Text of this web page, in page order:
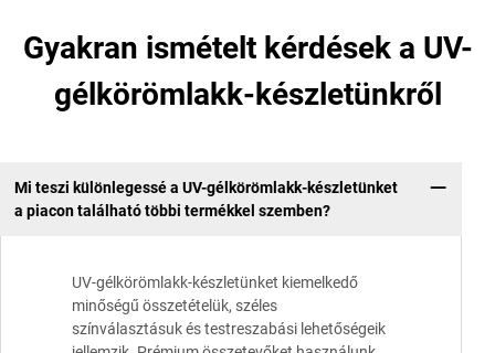
Gyakran ismételt kérdések a UV-
gélkörömlakk-készletünkről
Mi teszi különlegessé a UV-gélkörömlakk-készletünket
a piacon található többi termékkel szemben?
UV-gélkörömlakk-készletünket kiemelkedő
minőségű összetételük, széles
színválasztásuk és testreszabási lehetőségeik